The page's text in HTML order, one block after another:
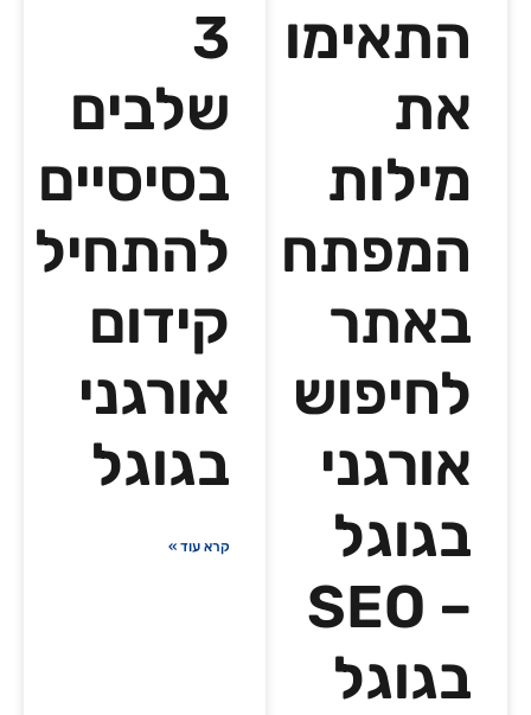
התאימו
את
מילות
המפתח
באתר
לחיפוש
אורגני
בגוגל
– SEO
בגוגל
3
שלבים
בסיסיים
להתחיל
קידום
אורגני
בגוגל
קרא עוד »